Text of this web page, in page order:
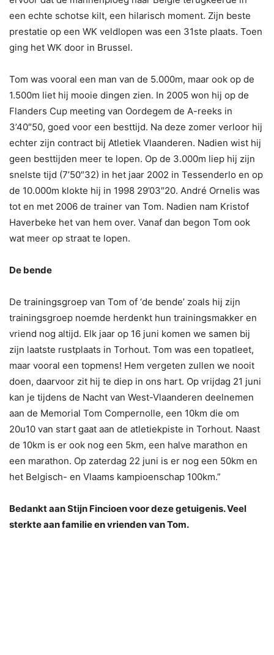
een echte schotse kilt, een hilarisch moment. Zijn beste
prestatie op een WK veldlopen was een 31ste plaats. Toen
ging het WK door in Brussel.
Tom was vooral een man van de 5.000m, maar ook op de
1.500m liet hij mooie dingen zien. In 2005 won hij op de
Flanders Cup meeting van Oordegem de A-reeks in
3’40″50, goed voor een besttijd. Na deze zomer verloor hij
echter zijn contract bij Atletiek Vlaanderen. Nadien wist hij
geen besttijden meer te lopen. Op de 3.000m liep hij zijn
snelste tijd (7’50″32) in het jaar 2002 in Tessenderlo en op
de 10.000m klokte hij in 1998 29’03″20. André Ornelis was
tot en met 2006 de trainer van Tom. Nadien nam Kristof
Haverbeke het van hem over. Vanaf dan begon Tom ook
wat meer op straat te lopen.
De bende
De trainingsgroep van Tom of ‘de bende’ zoals hij zijn
trainingsgroep noemde herdenkt hun trainingsmakker en
vriend nog altijd. Elk jaar op 16 juni komen we samen bij
zijn laatste rustplaats in Torhout. Tom was een topatleet,
maar vooral een topmens! Hem vergeten zullen we nooit
doen, daarvoor zit hij te diep in ons hart. Op vrijdag 21 juni
kan je tijdens de Nacht van West-Vlaanderen deelnemen
aan de Memorial Tom Compernolle, een 10km die om
20u10 van start gaat aan de atletiekpiste in Torhout. Naast
de 10km is er ook nog een 5km, een halve marathon en
een marathon. Op zaterdag 22 juni is er nog een 50km en
het Belgisch- en Vlaams kampioenschap 100km.”
Bedankt aan Stijn Fincioen voor deze getuigenis. Veel
sterkte aan familie en vrienden van Tom.